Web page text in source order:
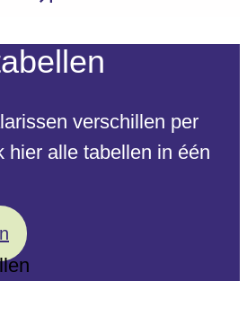
verschillen per
hier alle tabellen in één